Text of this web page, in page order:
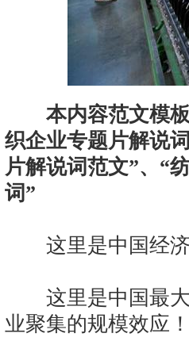
本内容范文模
织企业专题片解说
片解说词范文”、“
词”
这里是中国经济
这里是中国最大
业聚集的规模效应！